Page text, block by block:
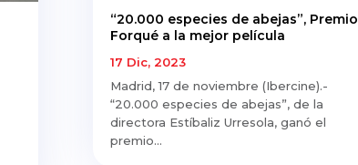
“20.000 especies de abejas”, Premio
Forqué a la mejor película
17 Dic, 2023
Madrid, 17 de noviembre (Ibercine).-
“20.000 especies de abejas”, de la
directora Estíbaliz Urresola, ganó el
premio...